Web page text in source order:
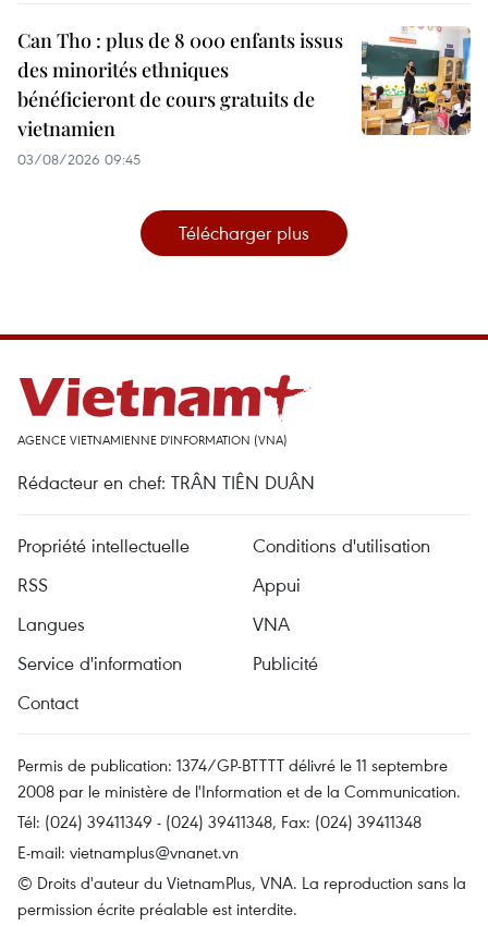
Can Tho : plus de 8 000 enfants issus
des minorités ethniques
bénéficieront de cours gratuits de
vietnamien
03/08/2026 09:45
Télécharger plus
AGENCE VIETNAMIENNE D'INFORMATION (VNA)
Rédacteur en chef: TRÂN TIÊN DUÂN
Propriété intellectuelle
Conditions d'utilisation
RSS
Appui
Langues
VNA
Service d'information
Publicité
Contact
Permis de publication: 1374/GP-BTTTT délivré le 11 septembre
2008 par le ministère de l'Information et de la Communication.
Tél: (024) 39411349 - (024) 39411348, Fax: (024) 39411348
E-mail: vietnamplus@vnanet.vn
© Droits d'auteur du VietnamPlus, VNA. La reproduction sans la
permission écrite préalable est interdite.